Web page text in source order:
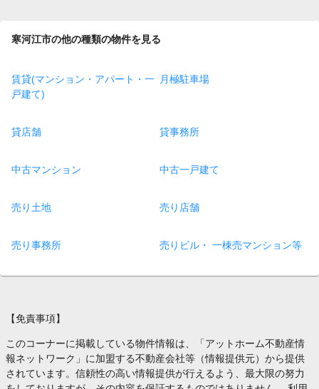
寒河江市の他の種類の物件を見る
賃貸(マンション・アパート・一
戸建て)
月極駐車場
貸店舗 貸事務所
中古マンション 中古一戸建て
売り土地 売り店舗
売り事務所 売りビル・ 一棟売マンション等
【免責事項】
このコーナーに掲載している物件情報は、「アットホーム不動産情
報ネットワーク」に加盟する不動産会社等（情報提供元）から提供
されています。信頼性の高い情報提供が行えるよう、最大限の努力